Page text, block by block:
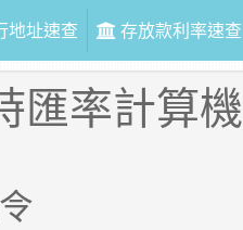
地址速查 存放款利率速查
匯率計算機